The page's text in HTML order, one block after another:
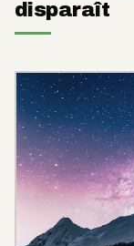
disparaît